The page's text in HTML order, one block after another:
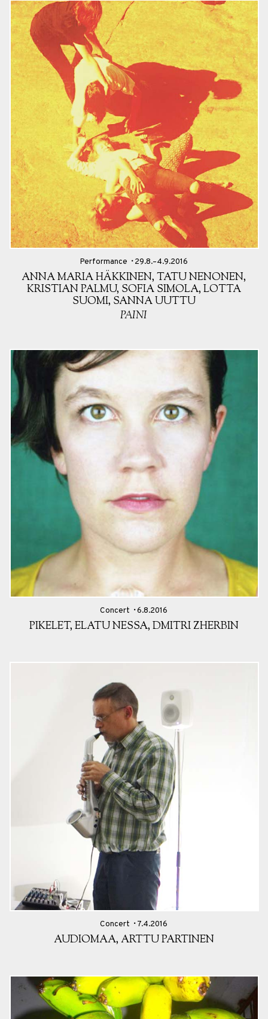
Performance 29.8.–4.9.2016
ANNA MARIA HÄKKINEN, TATU NENONEN,
KRISTIAN PALMU, SOFIA SIMOLA, LOTTA
SUOMI, SANNA UUTTU
PAINI
Concert 6.8.2016
PIKELET, ELATU NESSA, DMITRI ZHERBIN
Concert 7.4.2016
AUDIOMAA, ARTTU PARTINEN